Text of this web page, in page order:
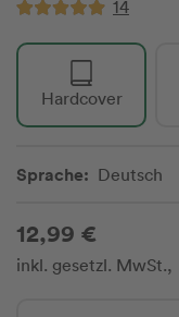
14
Hardcover
Sprache: Deutsch
12,99 €
inkl. gesetzl. MwSt.,